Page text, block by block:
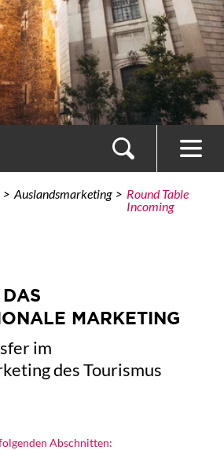
Auslandsmarketing
Round Table
Incoming
MARKETING
im
des Tourismus
Abschnitten: